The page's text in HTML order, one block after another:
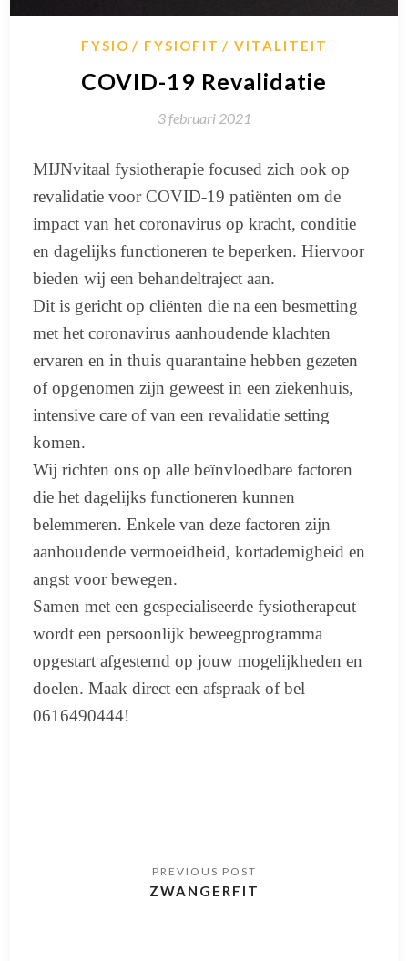
FYSIO FYSIOFIT VITALITEIT
COVID-19 Revalidatie
3 februari 2021
MIJNvitaal fysiotherapie focused zich ook op
revalidatie voor COVID-19 patiënten om de
impact van het coronavirus op kracht, conditie
en dagelijks functioneren te beperken. Hiervoor
bieden wij een behandeltraject aan.
Dit is gericht op cliënten die na een besmetting
met het coronavirus aanhoudende klachten
ervaren en in thuis quarantaine hebben gezeten
of opgenomen zijn geweest in een ziekenhuis,
intensive care of van een revalidatie setting
komen.
Wij richten ons op alle beïnvloedbare factoren
die het dagelijks functioneren kunnen
belemmeren. Enkele van deze factoren zijn
aanhoudende vermoeidheid, kortademigheid en
angst voor bewegen.
Samen met een gespecialiseerde fysiotherapeut
wordt een persoonlijk beweegprogramma
opgestart afgestemd op jouw mogelijkheden en
doelen. Maak direct een afspraak of bel
0616490444!
ZWANGERFIT